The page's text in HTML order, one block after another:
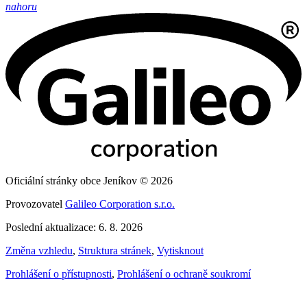
nahoru
Oficiální stránky obce Jeníkov © 2026
Provozovatel Galileo Corporation s.r.o.
Poslední aktualizace: 6. 8. 2026
Změna vzhledu, Struktura stránek, Vytisknout
Prohlášení o přístupnosti, Prohlášení o ochraně soukromí